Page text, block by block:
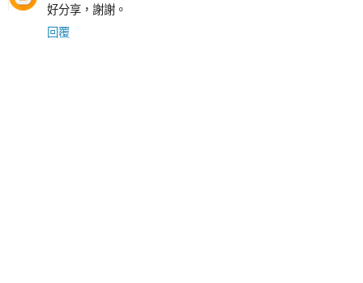
好分享，謝謝。
回覆